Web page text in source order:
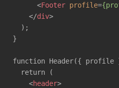
<Footer profile=
</div>
  );
}
function Header({
  return (
<header>